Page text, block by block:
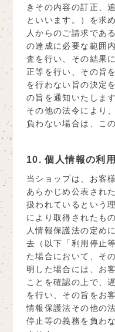
きその内容の訂正、
といいます。）を求
人からのご請求であ
の達成に必要な範囲
査を行い、その結果
正等を行い、その旨
を行わない旨の決定
の旨を通知いたしま
その他の法令により
負わない場合は、こ
10. 個人情報の利
当ショップは、お客
あらかじめ公表され
扱われているという
により取得されたも
人情報保護法の定め
去（以下「利用停止
た場合において、そ
明した場合には、お
ことを確認の上で、
を行い、その旨をお
情報保護法その他の
停止等の義務を負わ